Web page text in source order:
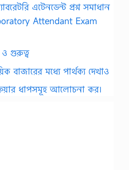
এটেনডেন্ট প্রশ্ন সমাধান
Attendant Exam
ও গুরুত্ব
বাজারের মধ্যে পার্থক্য দেখাও
ধাপসমূহ আলোচনা কর।